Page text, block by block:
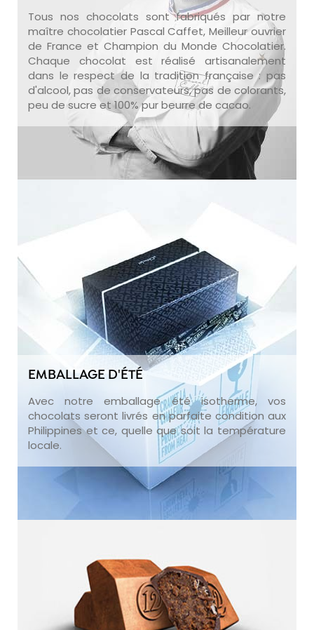
Tous nos chocolats sont fabriqués par notre
maître chocolatier Pascal Caffet, Meilleur ouvrier
de France et Champion du Monde Chocolatier.
Chaque chocolat est réalisé artisanalement
dans le respect de la tradition française : pas
d'alcool, pas de conservateurs, pas de colorants,
peu de sucre et 100% pur beurre de cacao.
EMBALLAGE D'ÉTÉ
Avec notre emballage été isotherme, vos
chocolats seront livrés en parfaite condition aux
Philippines et ce, quelle que soit la température
locale.